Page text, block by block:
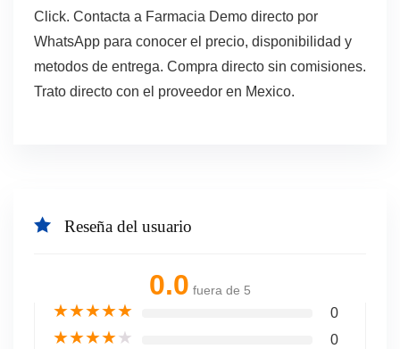
Click. Contacta a Farmacia Demo directo por
WhatsApp para conocer el precio, disponibilidad y
metodos de entrega. Compra directo sin comisiones.
Trato directo con el proveedor en Mexico.
Reseña del usuario
0.0 fuera de 5
★★★★★ 0
★★★★★ 0